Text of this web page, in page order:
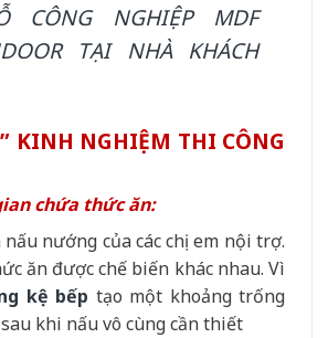
CÔNG NGHIỆP MDF
TẠI NHÀ KHÁCH
KINH NGHIỆM THI CÔNG
chứa thức ăn:
nướng của các chị em nội trợ.
ăn được chế biến khác nhau. Vì
kệ bếp tạo một khoảng trống
khi nấu vô cùng cần thiết